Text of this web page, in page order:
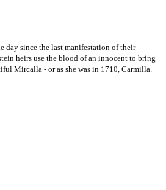
since the last manifestation of their
heirs use the blood of an innocent to bring
Mircalla - or as she was in 1710, Carmilla.